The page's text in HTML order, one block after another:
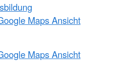
Maps Ansicht
Maps Ansicht